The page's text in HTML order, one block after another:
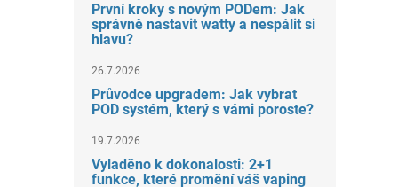
První kroky s novým PODem: Jak
správně nastavit watty a nespálit si
hlavu?
26.7.2026
Průvodce upgradem: Jak vybrat
POD systém, který s vámi poroste?
19.7.2026
Vyladěno k dokonalosti: 2+1
funkce, které promění váš vaping